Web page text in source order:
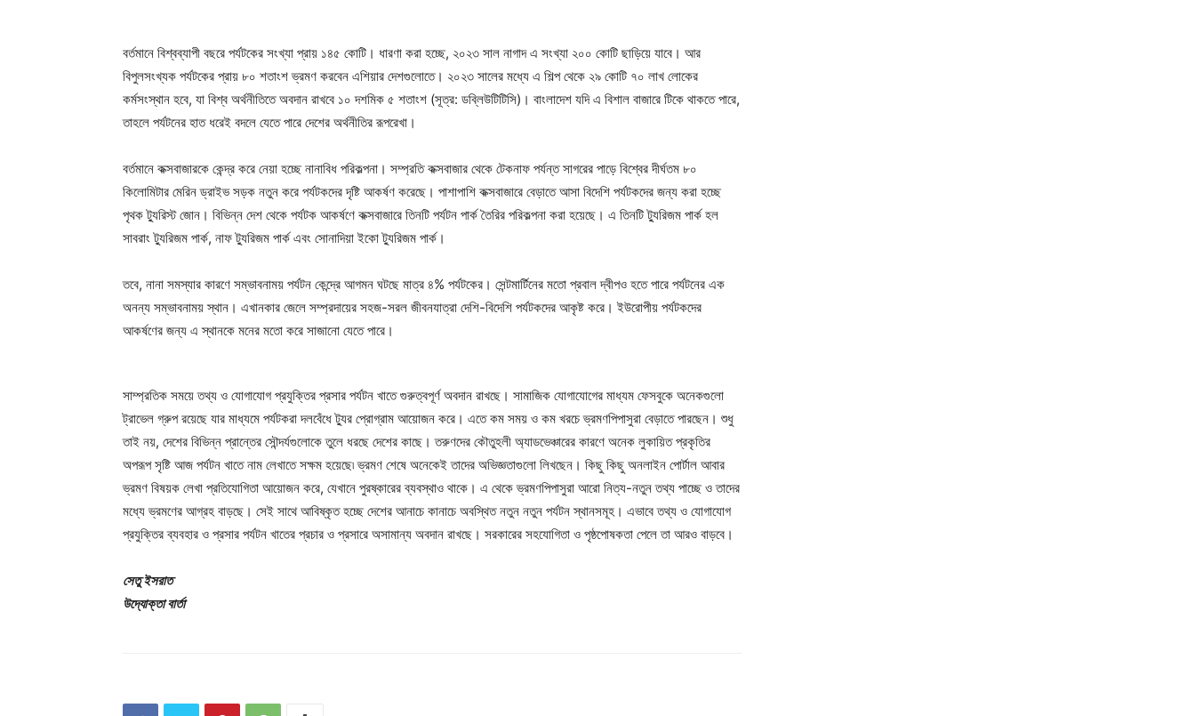
বর্তমানে বিশ্বব্যাপী বছরে পর্যটকের সংখ্যা প্রায় ১৪৫ কোটি। ধারণা করা হচ্ছে, ২০২৩ সাল নাগাদ এ সংখ্যা ২০০ কোটি ছাড়িয়ে যাবে। আর
বিপুলসংখ্যক পর্যটকের প্রায় ৮০ শতাংশ ভ্রমণ করবেন এশিয়ার দেশগুলোতে। ২০২৩ সালের মধ্যে এ শিল্প থেকে ২৯ কোটি ৭০ লাখ লোকের
কর্মসংস্থান হবে, যা বিশ্ব অর্থনীতিতে অবদান রাখবে ১০ দশমিক ৫ শতাংশ (সূত্র: ডব্লিউটিটিসি)। বাংলাদেশ যদি এ বিশাল বাজারে টিকে থাকতে পারে,
তাহলে পর্যটনের হাত ধরেই বদলে যেতে পারে দেশের অর্থনীতির রূপরেখা।
বর্তমানে কক্সবাজারকে কেন্দ্র করে নেয়া হচ্ছে নানাবিধ পরিকল্পনা। সম্প্রতি কক্সবাজার থেকে টেকনাফ পর্যন্ত সাগরের পাড়ে বিশ্বের দীর্ঘতম ৮০
কিলোমিটার মেরিন ড্রাইভ সড়ক নতুন করে পর্যটকদের দৃষ্টি আকর্ষণ করেছে। পাশাপাশি কক্সবাজারে বেড়াতে আসা বিদেশি পর্যটকদের জন্য করা হচ্ছে
পৃথক ট্যুরিস্ট জোন। বিভিন্ন দেশ থেকে পর্যটক আকর্ষণে কক্সবাজারে তিনটি পর্যটন পার্ক তৈরির পরিকল্পনা করা হয়েছে। এ তিনটি ট্যুরিজম পার্ক হল
সাবরাং ট্যুরিজম পার্ক, নাফ ট্যুরিজম পার্ক এবং সোনাদিয়া ইকো ট্যুরিজম পার্ক।
তবে, নানা সমস্যার কারণে সম্ভাবনাময় পর্যটন কেন্দ্রে আগমন ঘটছে মাত্র ৪% পর্যটকের। সেন্টমার্টিনের মতো প্রবাল দ্বীপও হতে পারে পর্যটনের এক
অনন্য সম্ভাবনাময় স্থান। এখানকার জেলে সম্প্রদায়ের সহজ-সরল জীবনযাত্রা দেশি-বিদেশি পর্যটকদের আকৃষ্ট করে। ইউরোপীয় পর্যটকদের
আকর্ষণের জন্য এ স্থানকে মনের মতো করে সাজানো যেতে পারে।
সাম্প্রতিক সময়ে তথ্য ও যোগাযোগ প্রযুক্তির প্রসার পর্যটন খাতে গুরুত্বপূর্ণ অবদান রাখছে। সামাজিক যোগাযোগের মাধ্যম ফেসবুকে অনেকগুলো
ট্রাভেল গ্রুপ রয়েছে যার মাধ্যমে পর্যটকরা দলবেঁধে ট্যুর প্রোগ্রাম আয়োজন করে। এতে কম সময় ও কম খরচে ভ্রমণপিপাসুরা বেড়াতে পারছেন। শুধু
তাই নয়, দেশের বিভিন্ন প্রান্তের সৌন্দর্যগুলোকে তুলে ধরছে দেশের কাছে। তরুণদের কৌতুহলী অ্যাডভেঞ্চারের কারণে অনেক লুকায়িত প্রকৃতির
অপরূপ সৃষ্টি আজ পর্যটন খাতে নাম লেখাতে সক্ষম হয়েছে৷ ভ্রমণ শেষে অনেকেই তাদের অভিজ্ঞতাগুলো লিখছেন। কিছু কিছু অনলাইন পোর্টাল আবার
ভ্রমণ বিষয়ক লেখা প্রতিযোগিতা আয়োজন করে, যেখানে পুরষ্কারের ব্যবস্থাও থাকে। এ থেকে ভ্রমণপিপাসুরা আরো নিত্য-নতুন তথ্য পাচ্ছে ও তাদের
মধ্যে ভ্রমণের আগ্রহ বাড়ছে। সেই সাথে আবিষ্কৃত হচ্ছে দেশের আনাচে কানাচে অবস্থিত নতুন নতুন পর্যটন স্থানসমূহ। এভাবে তথ্য ও যোগাযোগ
প্রযুক্তির ব্যবহার ও প্রসার পর্যটন খাতের প্রচার ও প্রসারে অসামান্য অবদান রাখছে। সরকারের সহযোগিতা ও পৃষ্ঠপোষকতা পেলে তা আরও বাড়বে।
সেতু ইসরাত
উদ্যোক্তা বার্তা